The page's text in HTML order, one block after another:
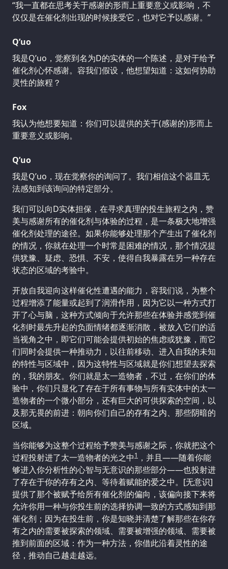
“我一直都在思考关于感谢的形而上重要意义或影响，不
仅仅是在催化剂出现的时候接受它，也对它予以感谢。”
Q’uo
我是Q’uo，觉察到名为D的实体的一个陈述，是对于给予
催化剂心怀感谢。容我们假设，他想望知道：这如何协助
灵性的旅程？
Fox
我认为他想要知道：你们可以提供的关于(感谢的)形而上
重要意义或影响。
Q’uo
我是Q’uo，现在觉察你的询问了。我们相信这个器皿无
法感知到该询问的特定部分。
我们可以向D实体担保，在寻求真理的投生旅程之内，赞
美与感谢所有的催化剂与体验的过程，是一条极大地增强
催化剂处理的途径。如果你能够处理那个产生出了催化剂
的情况，你就在处理一个时常是困难的情况，那个情况提
供犹豫、疑虑、恐惧、不安，使得自我暴露在另一种存在
状态的区域的考验中。
开放自我迎向这样催化性遭遇的能力，容我们说，为整个
过程增添了能量或起到了润滑作用，因为它以一种方式打
开了心与脑，这种方式倾向于允许那些在体验并感觉到催
化剂时最先升起的负面情绪都逐渐消散，被放入它们的适
当视角之中，即它们可能会提供初始的焦虑或犹豫，而它
们同时会提供一种推动力，以往前移动、进入自我的未知
的特性与区域中，因为这特性与区域就是你们想望去探索
的，我的朋友。你们就是太一造物者，不过，在你们的体
验中，你们只显化了存在于所有事物与所有实体中的太一
造物者的一个微小部分，还有巨大的可供探索的空间，以
及那无畏的前进：朝向你们自己的存有之内、那些阴暗的
区域。
当你能够为这整个过程给予赞美与感谢之际，你就把这个
过程投射进了太一造物者的光之中1 ，并且——随着你能
够进入你分析性的心智与无意识的那些部分——也投射进
了存在于你的存有之内、等待着赋能的爱之中。[无意识]
提供了那个被赋予给所有催化剂的偏向，该偏向接下来将
允许你用一种与你投生前的选择协调一致的方式感知到那
催化剂；因为在投生前，你是知晓并清楚了解那些在你存
有之内的需要被探索的领域、需要被增强的领域、需要被
推到前面的区域：作为一种方法，你借此沿着灵性的途
径，推动自己越走越远。